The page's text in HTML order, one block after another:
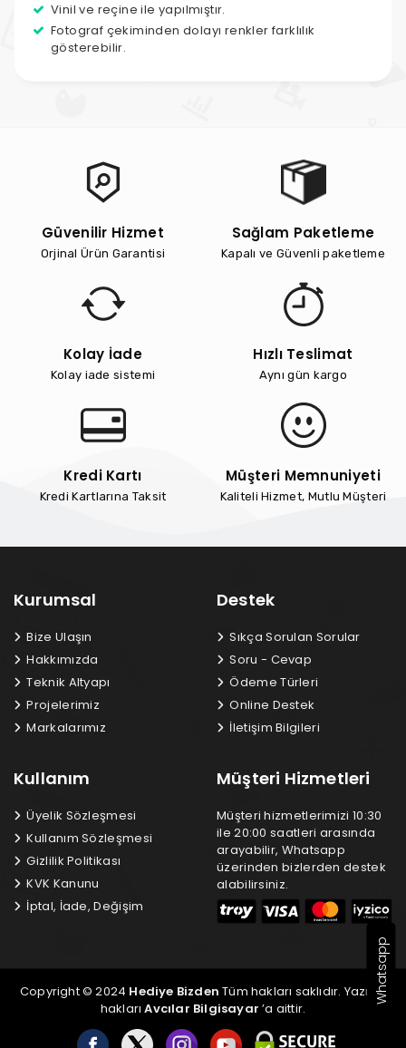
Vinil ve reçine ile yapılmıştır.
Fotograf çekiminden dolayı renkler farklılık
gösterebilir.
Güvenilir Hizmet
Orjinal Ürün Garantisi
Sağlam Paketleme
Kapalı ve Güvenli paketleme
Kolay İade
Kolay iade sistemi
Hızlı Teslimat
Aynı gün kargo
Kredi Kartı
Kredi Kartlarına Taksit
Müşteri Memnuniyeti
Kaliteli Hizmet, Mutlu Müşteri
Kurumsal
Bize Ulaşın
Hakkımızda
Teknik Altyapı
Projelerimiz
Markalarımız
Destek
Sıkça Sorulan Sorular
Soru - Cevap
Ödeme Türleri
Online Destek
İletişim Bilgileri
Kullanım
Üyelik Sözleşmesi
Kullanım Sözleşmesi
Gizlilik Politikası
KVK Kanunu
İptal, İade, Değişim
Müşteri Hizmetleri
Müşteri hizmetlerimizi 10:30
ile 20:00 saatleri arasında
arayabilir, Whatsapp
üzerinden bizlerden destek
alabilirsiniz.
Copyright © 2024 Hediye Bizden Tüm hakları saklıdır. Yazılım
haklarıAvcılar Bilgisayar ’a aittir.
Whatsapp